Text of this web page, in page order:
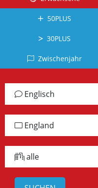
50PLUS
30PLUS
Zwischenjahr
Englisch
England
alle
Kanada
Neuseeland
Südafrika
Irland
Schottland
Jamaika
alle
Länder
La
Arabisch
Jordanien
Türkei